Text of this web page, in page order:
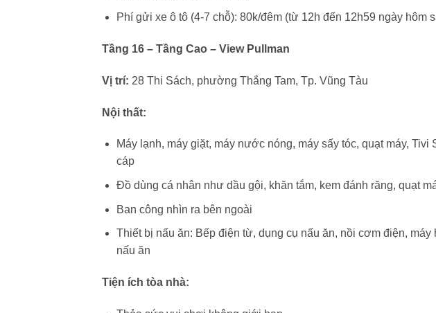
Phí gửi xe ô tô (4-7 chỗ): 80k/đêm (từ 12h đến 12h59 ngày hôm
Tầng 16 – Tầng Cao – View Pullman
Vị trí: 28 Thi Sách, phường Thắng Tam, Tp. Vũng Tàu
Nội thất:
Máy lạnh, máy giặt, máy nước nóng, máy sấy tóc, quạt máy, Tivi
cáp
Đồ dùng cá nhân như dầu gội, khăn tắm, kem đánh răng, quạt
Ban công nhìn ra bên ngoài
Thiết bị nấu ăn: Bếp điện từ, dụng cụ nấu ăn, nồi cơm điện, máy
nấu ăn
Tiện ích tòa nhà: